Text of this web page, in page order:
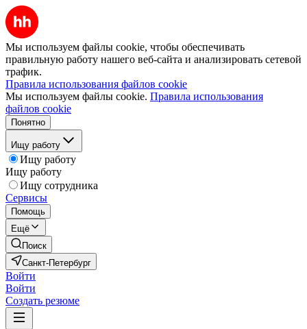
Мы используем файлы cookie, чтобы обеспечивать
правильную работу нашего веб-сайта и анализировать сетевой
трафик.
Правила использования файлов cookie
Мы используем файлы cookie. Правила использования
файлов cookie
Понятно
Ищу работу
Ищу работу
Ищу работу
Ищу сотрудника
Сервисы
Помощь
Ещё
Поиск
Санкт-Петербург
Войти
Войти
Создать резюме